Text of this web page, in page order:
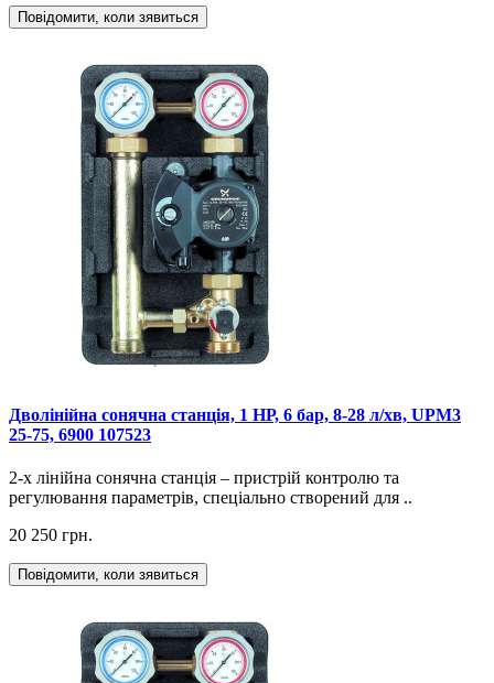
Повідомити, коли зявиться
Дволінійна сонячна станція, 1 НР, 6 бар, 8-28 л/хв, UPM3
25-75, 6900 107523
2-х лінійна сонячна станція – пристрій контролю та
регулювання параметрів, спеціально створений для ..
20 250 грн.
Повідомити, коли зявиться